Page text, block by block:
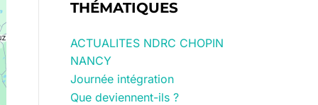
THÉMATIQUES
ACTUALITES NDRC CHOPIN
NANCY
Journée intégration
Que deviennent-ils ?